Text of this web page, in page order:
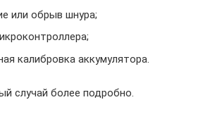
или обрыв шнура;
калибровка аккумулятора.
случай более подробно.